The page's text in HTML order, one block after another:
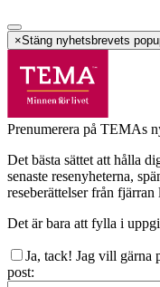
×Stäng nyhetsbrevets
Prenumerera på TEMAs
Det bästa sättet att hålla
senaste resenyheterna,
reseberättelser från fjärran
Det är bara att fylla i
Ja, tack! Jag vill gärna
post: